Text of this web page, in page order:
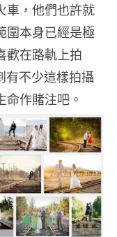
車，他們也許就
圍本身已經是極
歡在路軌上拍
有不少這樣拍攝
作賭注吧。